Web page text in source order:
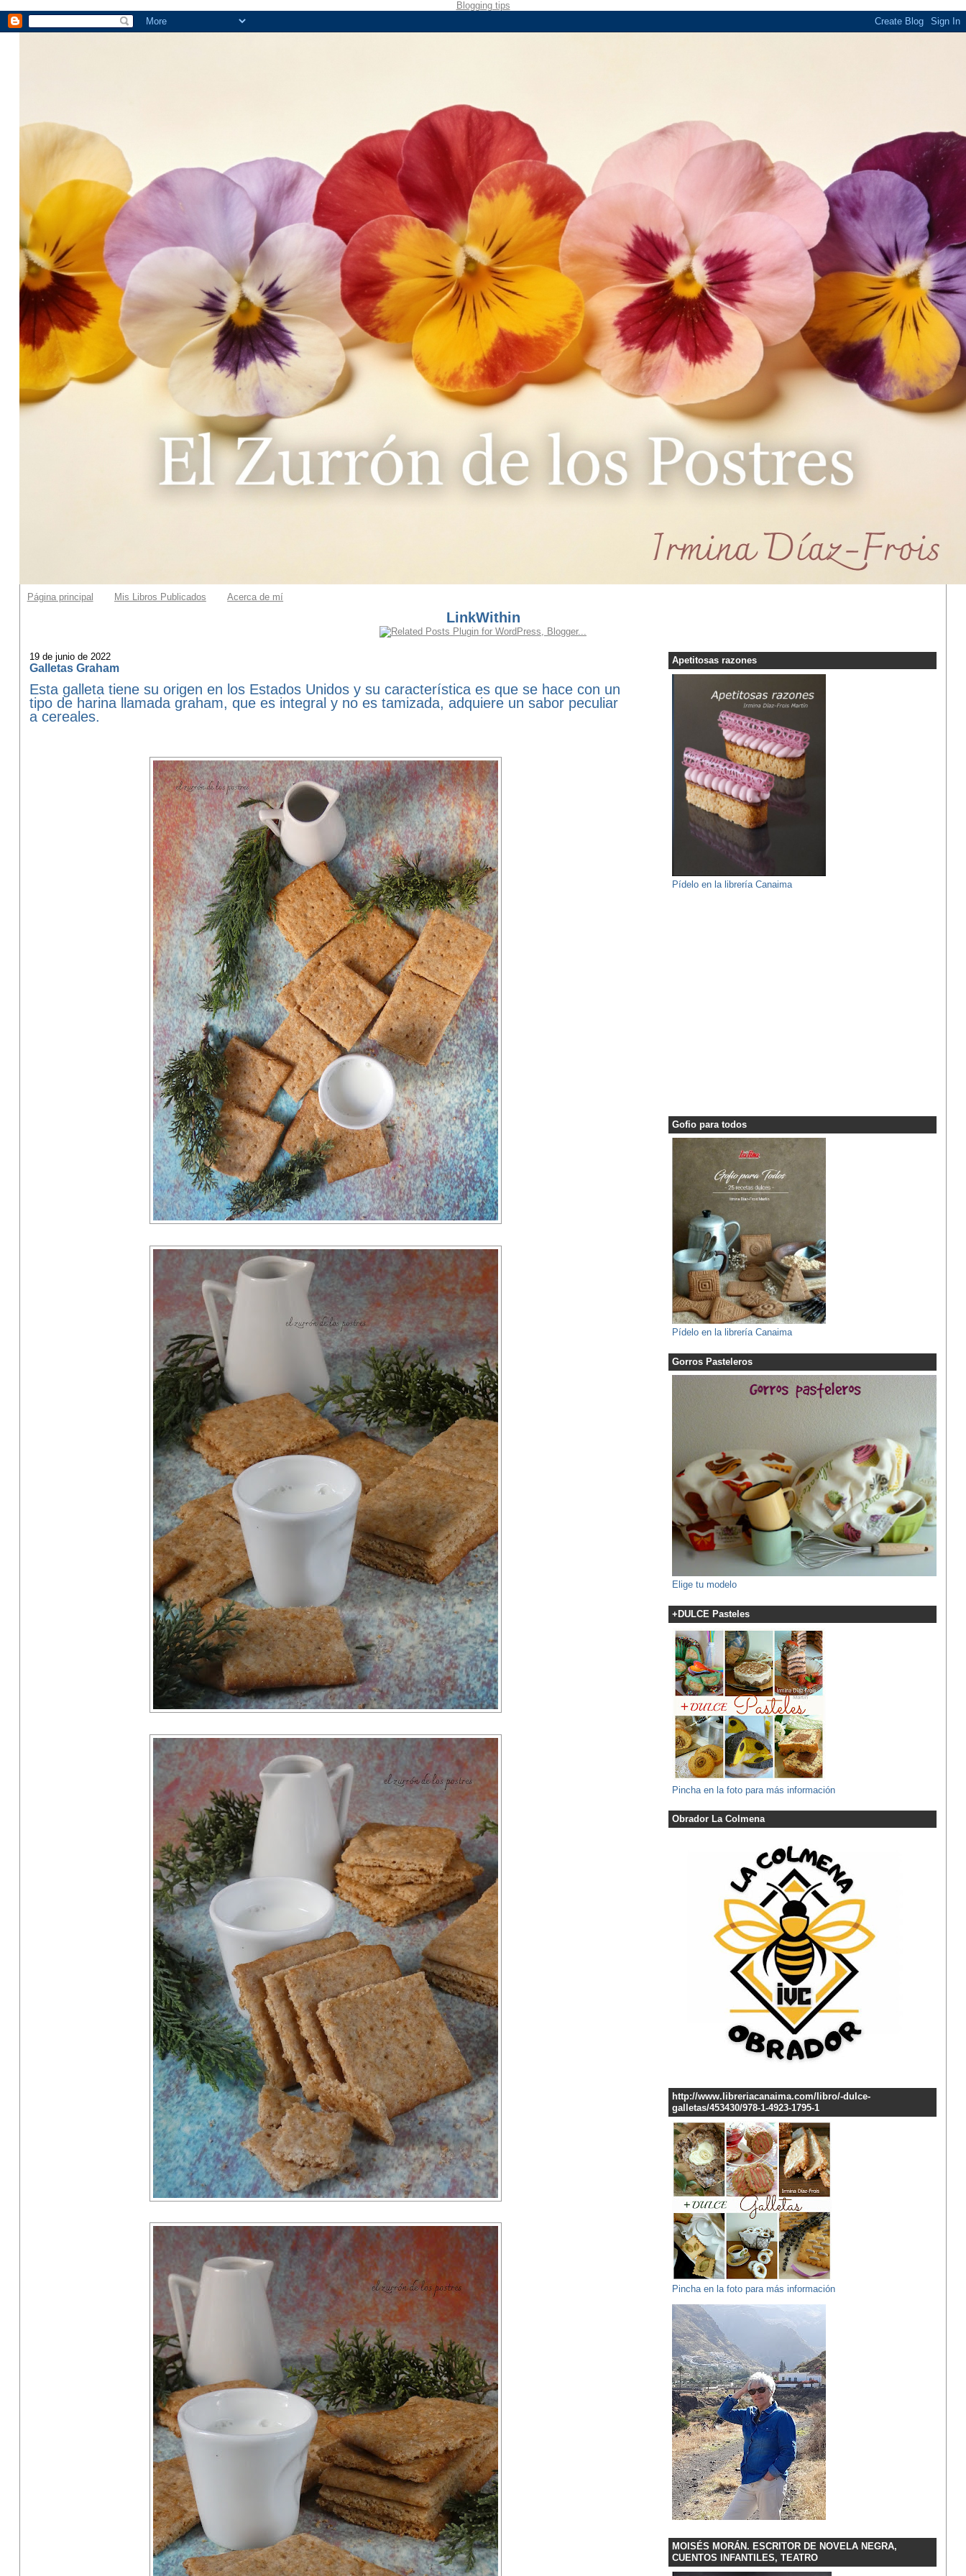
Blogging tips
Página principal Mis Libros Publicados Acerca de mí
LinkWithin
19 de junio de 2022
Galletas Graham
Esta galleta tiene su origen en los Estados Unidos y su característica es que se hace con un
tipo de harina llamada graham, que es integral y no es tamizada, adquiere un sabor peculiar
a cereales.
Apetitosas razones
Pídelo en la librería Canaima
Gofio para todos
Pídelo en la librería Canaima
Gorros Pasteleros
Elige tu modelo
+DULCE Pasteles
Pincha en la foto para más información
Obrador La Colmena
http://www.libreriacanaima.com/libro/-dulce-
galletas/453430/978-1-4923-1795-1
Pincha en la foto para más información
MOISÉS MORÁN. ESCRITOR DE NOVELA NEGRA,
CUENTOS INFANTILES, TEATRO